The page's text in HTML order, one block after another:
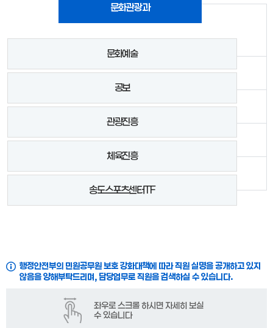
문화관광과
문화예술
공보
관광진흥
체육진흥
송도스포츠센터TF
행정안전부의 민원공무원 보호 강화대책에 따라 직원 실명을 공개하고 있지
않음을 양해부탁드리며, 담당업무로 직원을 검색하실 수 있습니다.